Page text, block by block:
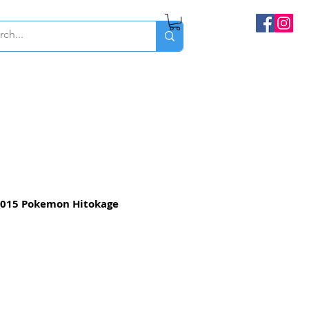
Pokemon Hitokage